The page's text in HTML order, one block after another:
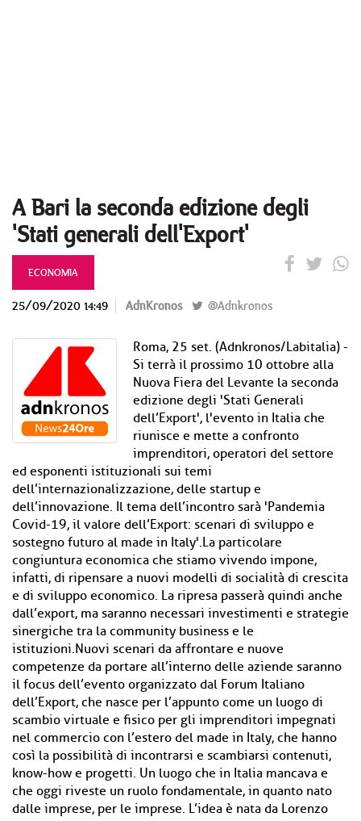
A Bari la seconda edizione degli
'Stati generali dell'Export'
ECONOMIA
25/09/2020 14:49 AdnKronos @Adnkronos
Roma, 25 set. (Adnkronos/Labitalia) -
Si terrà il prossimo 10 ottobre alla
Nuova Fiera del Levante la seconda
edizione degli 'Stati Generali
dell’Export', l'evento in Italia che
riunisce e mette a confronto
imprenditori, operatori del settore
ed esponenti istituzionali sui temi
dell’internazionalizzazione, delle startup e
dell’innovazione. Il tema dell’incontro sarà 'Pandemia
Covid-19, il valore dell’Export: scenari di sviluppo e
sostegno futuro al made in Italy'.La particolare
congiuntura economica che stiamo vivendo impone,
infatti, di ripensare a nuovi modelli di socialità di crescita
e di sviluppo economico. La ripresa passerà quindi anche
dall’export, ma saranno necessari investimenti e strategie
sinergiche tra la community business e le
istituzioni.Nuovi scenari da affrontare e nuove
competenze da portare all’interno delle aziende saranno
il focus dell’evento organizzato dal Forum Italiano
dell’Export, che nasce per l’appunto come un luogo di
scambio virtuale e fisico per gli imprenditori impegnati
nel commercio con l’estero del made in Italy, che hanno
così la possibilità di incontrarsi e scambiarsi contenuti,
know-how e progetti. Un luogo che in Italia mancava e
che oggi riveste un ruolo fondamentale, in quanto nato
dalle imprese, per le imprese. L’idea è nata da Lorenzo